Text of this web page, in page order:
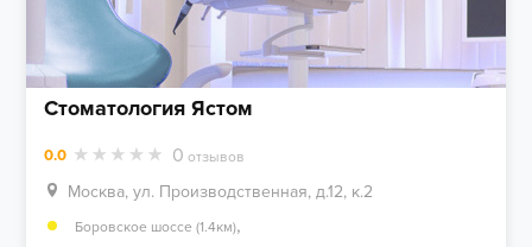
Стоматология Ястом
0.0 0 отзывов
Москва, ул. Производственная, д.12, к.2
Боровское шоссе (1.4км),